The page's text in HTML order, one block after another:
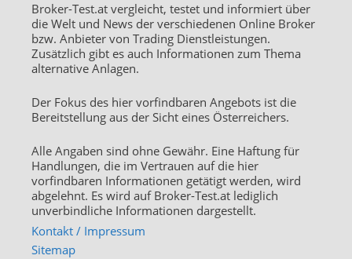
Broker-Test.at vergleicht, testet und informiert über
die Welt und News der verschiedenen Online Broker
bzw. Anbieter von Trading Dienstleistungen.
Zusätzlich gibt es auch Informationen zum Thema
alternative Anlagen.
Der Fokus des hier vorfindbaren Angebots ist die
Bereitstellung aus der Sicht eines Österreichers.
Alle Angaben sind ohne Gewähr. Eine Haftung für
Handlungen, die im Vertrauen auf die hier
vorfindbaren Informationen getätigt werden, wird
abgelehnt. Es wird auf Broker-Test.at lediglich
unverbindliche Informationen dargestellt.
Kontakt / Impressum
Sitemap